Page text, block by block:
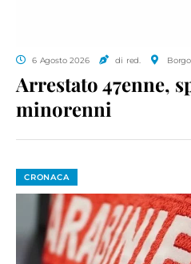
6 Agosto 2026 di red.
Arrestato 47enne,
minorenni
CRONACA